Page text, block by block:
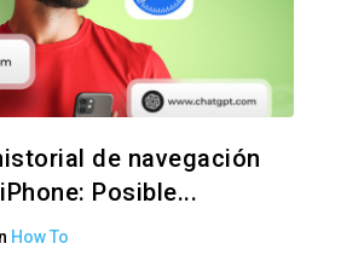
de navegación
Posible...
How To